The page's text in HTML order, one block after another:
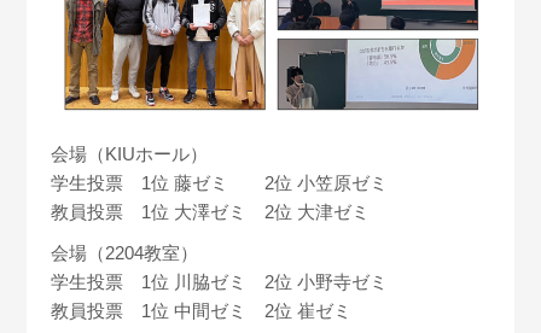
会場（KIUホール）
学生投票 1位 藤ゼミ 2位 小笠原ゼミ
教員投票 1位 大澤ゼミ 2位 大津ゼミ
会場（2204教室）
学生投票 1位 川脇ゼミ 2位 小野寺ゼミ
教員投票 1位 中間ゼミ 2位 崔ゼミ